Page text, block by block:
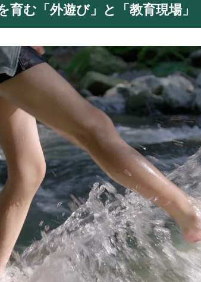
育む「外遊び」と「教育現場」